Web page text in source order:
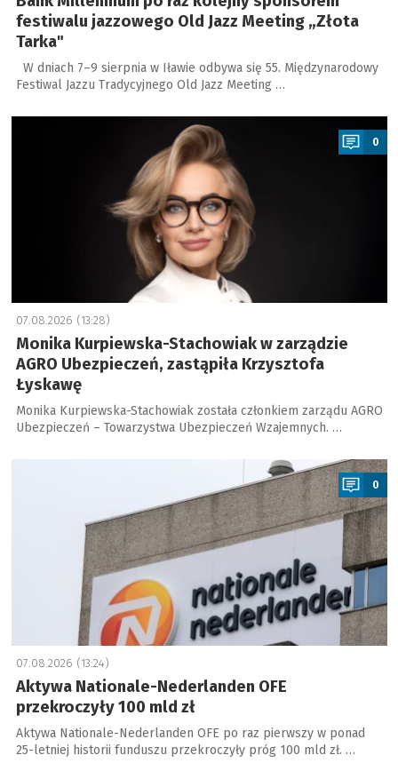
festiwalu jazzowego Old Jazz Meeting „Złota
Tarka"
W dniach 7–9 sierpnia w Iławie odbywa się 55. Międzynarodowy
Festiwal Jazzu Tradycyjnego Old Jazz Meeting …
a
0
07.08.2026 (13:28)
Monika Kurpiewska-Stachowiak w zarządzie
AGRO Ubezpieczeń, zastąpiła Krzysztofa
Łyskawę
Monika Kurpiewska-Stachowiak została członkiem zarządu AGRO
Ubezpieczeń – Towarzystwa Ubezpieczeń Wzajemnych. …
0
07.08.2026 (13:24)
Aktywa Nationale-Nederlanden OFE
przekroczyły 100 mld zł
Aktywa Nationale-Nederlanden OFE po raz pierwszy w ponad
25-letniej historii funduszu przekroczyły próg 100 mld zł. …